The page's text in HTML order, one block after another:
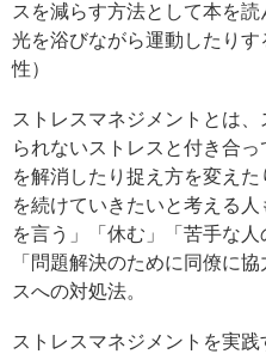
スを減らす方法として本を
光を浴びながら運動したり
性）
ストレスマネジメントとは
られないストレスと付き合
を解消したり捉え方を変え
を続けていきたいと考える
を言う」「休む」「苦手な人
「問題解決のために同僚に
スへの対処法。
ストレスマネジメントを実